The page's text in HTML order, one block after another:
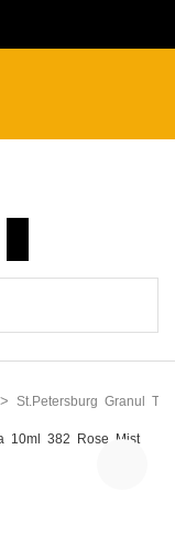
St.Petersburg Granul